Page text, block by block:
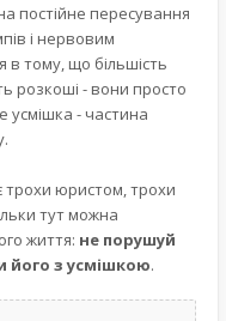
постійне пересування
і нервовим
в тому, що більшість
розкоші - вони просто
усмішка - частина
трохи юристом, трохи
тут можна
життя: не порушуй
його з усмішкою.